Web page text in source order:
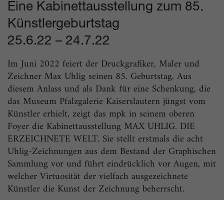
Eine Kabinettausstellung zum 85.
Künstlergeburtstag
25.6.22 – 24.7.22
Im Juni 2022 feiert der Druckgrafiker, Maler und
Zeichner Max Uhlig seinen 85. Geburtstag. Aus
diesem Anlass und als Dank für eine Schenkung, die
das Museum Pfalzgalerie Kaiserslautern jüngst vom
Künstler erhielt, zeigt das mpk in seinem oberen
Foyer die Kabinettausstellung MAX UHLIG. DIE
ERZEICHNETE WELT. Sie stellt erstmals die acht
Uhlig-Zeichnungen aus dem Bestand der Graphischen
Sammlung vor und führt eindrücklich vor Augen, mit
welcher Virtuosität der vielfach ausgezeichnete
Künstler die Kunst der Zeichnung beherrscht.